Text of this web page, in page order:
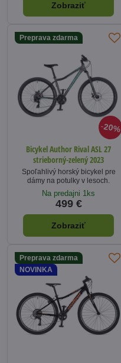
Zobraziť
20%
Preprava zdarma
Bicykel Author Rival ASL 27
strieborný-zelený 2023
Spoľahlivý horský bicykel pre
dámy na potulky v lesoch.
Na predajni 1ks
499 €
Zobraziť
Preprava zdarma
NOVINKA